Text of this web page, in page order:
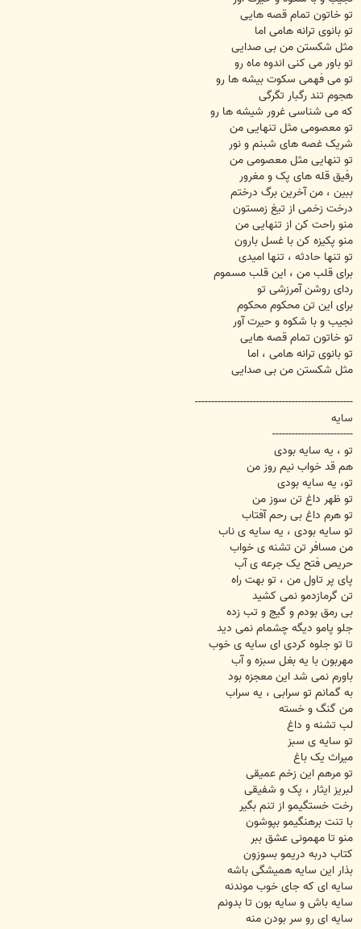
تو خاتون تمام قصه هایی
تو بانوی ترانه هامی اما
مثل شکستن من بی صدایی
تو باور می کنی اندوه ماه رو
تو می فهمی سکوت بیشه ها رو
هجوم تند رگبار تگرگی
که می شناسی غرور شیشه ها رو
تو معصومی مثل تنهایی من
شریک غصه های شبنم و نور
تو تنهایی مثل معصومی من
رفیق قله های پک و مغرور
ببین ، من آخرین برگ درختم
درخت زخمی از تیغ زمستون
منو راحت کن از تنهایی من
منو پکیزه کن با غسل بارون
تو تنها حادثه ، تنها امیدی
برای قلب من ، این قلب مسموم
ردای روشن آمرزشی تو
برای این تن محکوم محکوم
نجیب و با شکوه و حیرت آور
تو خاتون تمام قصه هایی
تو بانوی ترانه هامی ، اما
مثل شکستن من بی صدایی
-------------------------------------------------
سایه
-------------------------
تو ، یه سایه بودی
هم قد خواب نیم روز من
تو، یه سایه بودی
تو ظهر داغ تن سوز من
تو هرم داغ بی رحم آفتاب
تو سایه بودی ، یه سایه ی ناب
من مسافر تن تشنه ی خواب
حریص فتح یک جرعه ی آب
پای پر تاول من ، تو بهت راه
تن گرمازدمو نمی کشید
بی رمق بودم و گیج و تب زده
جلو پامو دیگه چشمام نمی دید
تا تو جلوه کردی ای سایه ی خوب
مهربون با یه بغل سبزه و آب
باورم نمی شد این معجزه بود
به گمانم تو سرابی ، یه سراب
من گنگ و خسته
لب تشنه و داغ
تو سایه ی سبز
میراث یک باغ
تو مرهم این زخم عمیقی
لبریز ایثار ، پک و شفیقی
رخت خستگیمو از تنم بگیر
با تنت برهنگیمو بپوشون
منو تا مهمونی عشق ببر
کتاب دربه دریمو بسوزون
بذار این سایه همیشگی باشه
سایه ای که جای خوب موندنه
سایه باش و سایه بون تا بدونم
سایه ای رو سر بودن منه